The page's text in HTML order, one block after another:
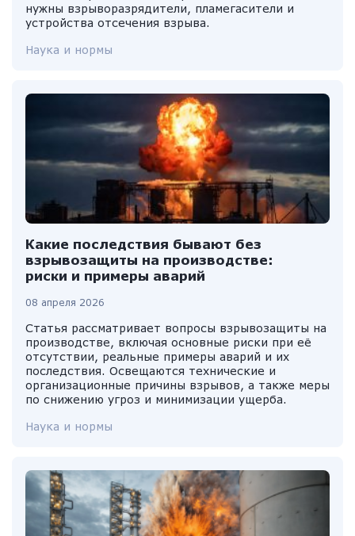
нужны взрыворазрядители, пламегасители и
устройства отсечения взрыва.
Наука и нормы
Какие последствия бывают без
взрывозащиты на производстве:
риски и примеры аварий
08 апреля 2026
Статья рассматривает вопросы взрывозащиты на
производстве, включая основные риски при её
отсутствии, реальные примеры аварий и их
последствия. Освещаются технические и
организационные причины взрывов, а также меры
по снижению угроз и минимизации ущерба.
Наука и нормы